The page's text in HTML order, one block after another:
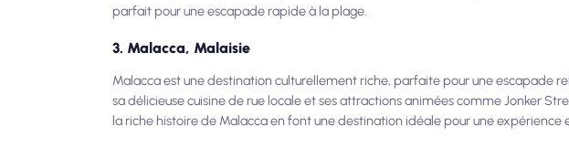
parfait pour une escapade rapide à la plage.
3. Malacca, Malaisie
Malacca est une destination culturellement riche, parfaite pour une escapade
sa délicieuse cuisine de rue locale et ses attractions animées comme Jonker
la riche histoire de Malacca en font une destination idéale pour une expérience